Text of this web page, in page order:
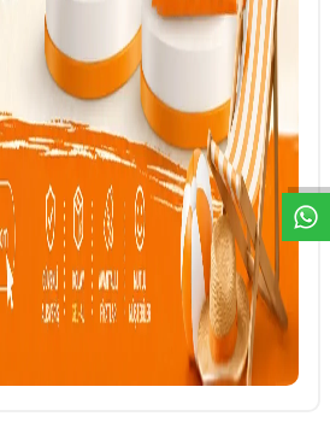
DESTEK